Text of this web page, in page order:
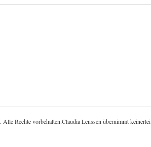
. Alle Rechte vorbehalten.Claudia Lenssen übernimmt